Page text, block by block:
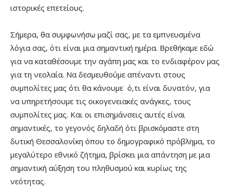
ιστορικές επετείους.
Σήμερα, θα συμφωνήσω μαζί σας, με τα εμπνευσμένα
λόγια σας, ότι είναι μια σημαντική ημέρα. Βρεθήκαμε εδώ
για να καταθέσουμε την αγάπη μας και το ενδιαφέρον μας
για τη νεολαία. Να δεσμευθούμε απέναντι στους
συμπολίτες μας ότι θα κάνουμε ό,τι είναι δυνατόν, για
να υπηρετήσουμε τις οικογενειακές ανάγκες, τους
συμπολίτες μας. Και οι επισημάνσεις αυτές είναι
σημαντικές, το γεγονός δηλαδή ότι βρισκόμαστε στη
δυτική Θεσσαλονίκη όπου το δημογραφικό πρόβλημα, το
μεγαλύτερο εθνικό ζήτημα, βρίσκει μια απάντηση με μια
σημαντική αύξηση του πληθυσμού και κυρίως της
νεότητας.